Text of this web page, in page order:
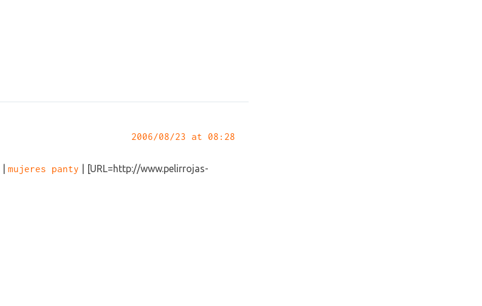
2006/08/23 at 08:28
mujeres panty | [URL=http://www.pelirrojas-